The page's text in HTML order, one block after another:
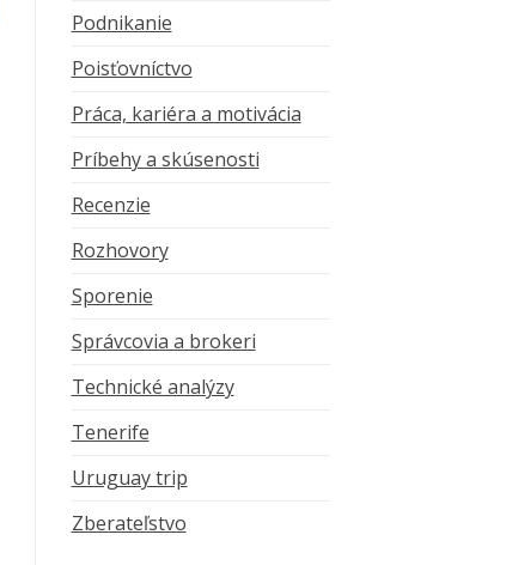
Podnikanie
Poisťovníctvo
Práca, kariéra a motivácia
Príbehy a skúsenosti
Recenzie
Rozhovory
Sporenie
Správcovia a brokeri
Technické analýzy
Tenerife
Uruguay trip
Zberateľstvo